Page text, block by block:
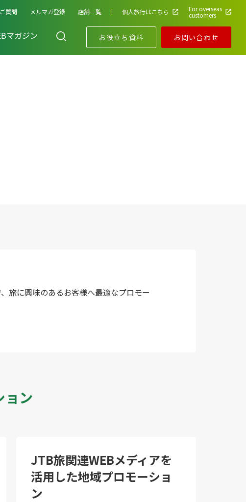
質問 メルマガ登録 店舗一覧 個人旅行はこちら For overseas
customers
マガジン お役立ち資料 お問い合わせ
旅に興味のあるお客様へ最適なプロモー
ョン
JTB旅関連WEBメディアを
活用した地域プロモーショ
ン